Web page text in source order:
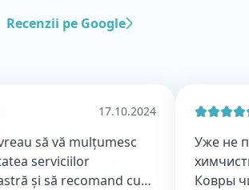
Recenzii pe Google
17.10.2024
vă mulțumesc
să recomand cu
Уже не
химчистку,
Ковры